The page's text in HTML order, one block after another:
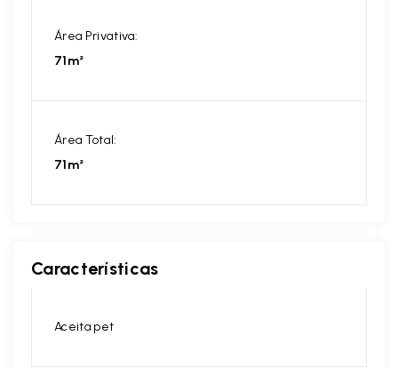
Área Privativa:
71m²
Área Total:
71m²
Características
Aceita pet